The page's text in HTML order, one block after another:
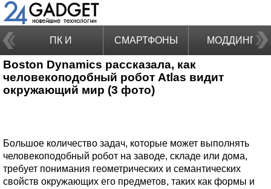
ПК И
НОУТБУКИ
СМАРТФОНЫ МОДДИНГ
Boston Dynamics рассказала, как
человекоподобный робот Atlas видит
окружающий мир (3 фото)
Большое количество задач, которые может выполнять
человекоподобный робот на заводе, складе или дома,
требует понимания геометрических и семантических
свойств окружающих его предметов, таких как формы и